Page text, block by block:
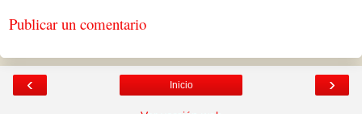
Publicar un comentario
‹ ›
Inicio